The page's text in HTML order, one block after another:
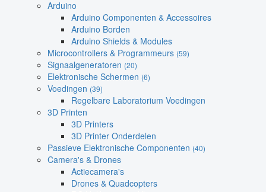
Arduino
Arduino Componenten & Accessoires
Arduino Borden
Arduino Shields & Modules
Microcontrollers & Programmeurs (59)
Signaalgeneratoren (20)
Elektronische Schermen (6)
Voedingen (39)
Regelbare Laboratorium Voedingen
3D Printen
3D Printers
3D Printer Onderdelen
Passieve Elektronische Componenten (40)
Camera's & Drones
Actiecamera's
Drones & Quadcopters